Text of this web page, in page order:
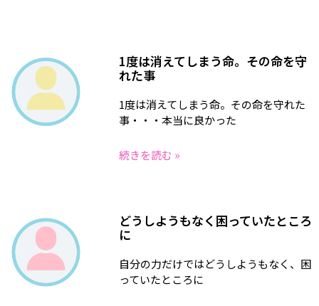
1度は消えてしまう命。その命を守
れた事
1度は消えてしまう命。その命を守れた
事・・・本当に良かった
続きを読む »
どうしようもなく困っていたところ
に
自分の力だけではどうしようもなく、困
っていたところに